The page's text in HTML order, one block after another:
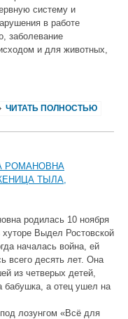
систему и
в работе
заболевание
и для животных,
ЧИТАТЬ ПОЛНОСТЬЮ
РОМАНОВНА
ТЫЛА,
родилась 10 ноября
хуторе Выдел Ростовской
началась война, ей
всего десять лет. Она
из четверых детей,
бабушка, а отец ушел на
лозунгом «Всё для